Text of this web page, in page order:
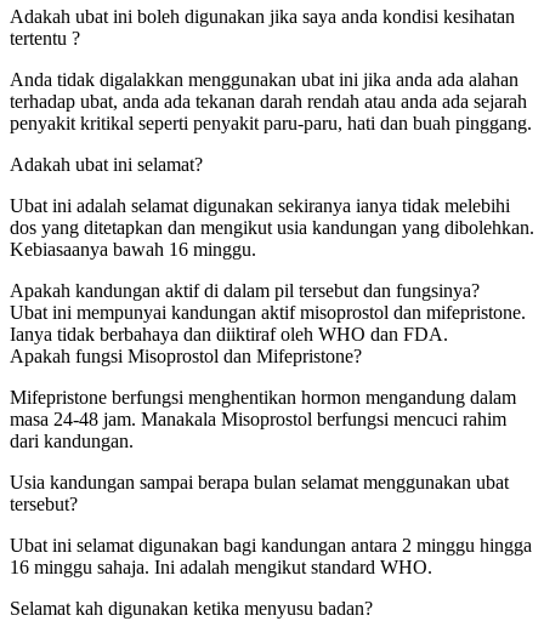
Adakah ubat ini boleh digunakan jika saya anda kondisi kesihatan
tertentu ?
Anda tidak digalakkan menggunakan ubat ini jika anda ada alahan
terhadap ubat, anda ada tekanan darah rendah atau anda ada sejarah
penyakit kritikal seperti penyakit paru-paru, hati dan buah pinggang.
Adakah ubat ini selamat?
Ubat ini adalah selamat digunakan sekiranya ianya tidak melebihi
dos yang ditetapkan dan mengikut usia kandungan yang dibolehkan.
Kebiasaanya bawah 16 minggu.
Apakah kandungan aktif di dalam pil tersebut dan fungsinya?
Ubat ini mempunyai kandungan aktif misoprostol dan mifepristone.
Ianya tidak berbahaya dan diiktiraf oleh WHO dan FDA.
Apakah fungsi Misoprostol dan Mifepristone?
Mifepristone berfungsi menghentikan hormon mengandung dalam
masa 24-48 jam. Manakala Misoprostol berfungsi mencuci rahim
dari kandungan.
Usia kandungan sampai berapa bulan selamat menggunakan ubat
tersebut?
Ubat ini selamat digunakan bagi kandungan antara 2 minggu hingga
16 minggu sahaja. Ini adalah mengikut standard WHO.
Selamat kah digunakan ketika menyusu badan?